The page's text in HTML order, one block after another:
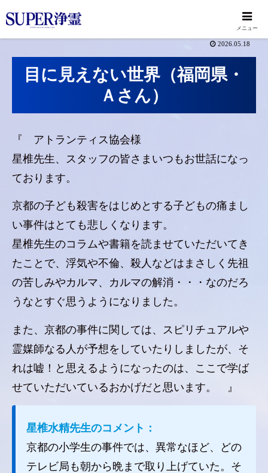
2026.05.18
目に見えない世界（福岡県・
Ａさん）
『 アトランティス協会様
星椎先生、スタッフの皆さまいつもお世話になっ
ております。
京都の子ども殺害をはじめとする子どもの痛まし
い事件はとても悲しくなります。
星椎先生のコラムや書籍を読ませていただいてき
たことで、浮気や不倫、殺人などはまさしく先祖
の苦しみやカルマ、カルマの解消・・・なのだろ
うなとすぐ思うようになりました。
また、京都の事件に関しては、スピリチュアルや
霊媒師なる人が予想をしていたりしましたが、そ
れは嘘！と思えるようになったのは、ここで学ば
せていただいているおかげだと思います。 』
星椎水精先生のコメント：
京都の小学生の事件では、異常なほど、どの
テレビ局も朝から晩まで取り上げていた。そ
メニュー